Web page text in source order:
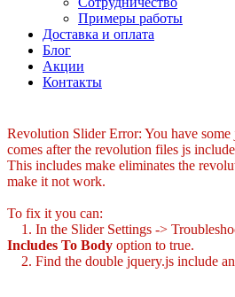
Примеры работы
Доставка и оплата
Блог
Акции
Контакты
Revolution Slider Error: You have
comes after the revolution files js
This includes make eliminates the
make it not work.
To fix it you can:
1. In the Slider Settings ->
Includes To Body option to true.
2. Find the double jquery.js include